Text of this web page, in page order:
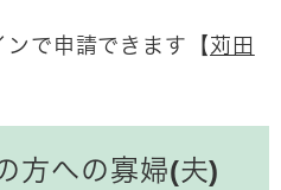
で申請できます【 苅田
方への寡婦(夫)